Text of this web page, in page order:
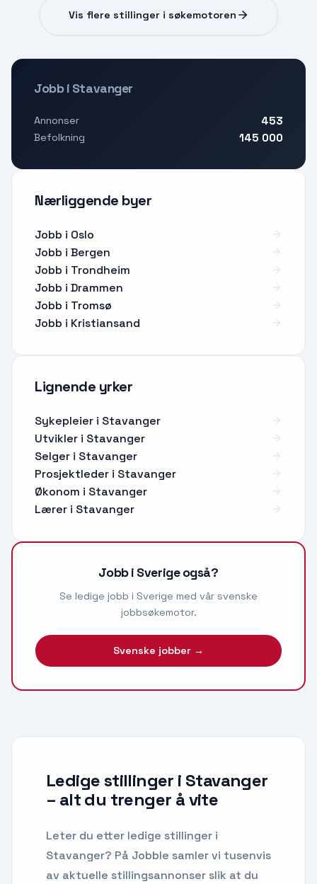
Vis flere stillinger i søkemotoren
Jobb i Stavanger
Annonser 453
Befolkning 145 000
Nærliggende byer
Jobb i Oslo
Jobb i Bergen
Jobb i Trondheim
Jobb i Drammen
Jobb i Tromsø
Jobb i Kristiansand
Lignende yrker
Sykepleier i Stavanger
Utvikler i Stavanger
Selger i Stavanger
Prosjektleder i Stavanger
Økonom i Stavanger
Lærer i Stavanger
Jobb i Sverige også?
Se ledige jobb i Sverige med vår svenske
jobbsøkemotor.
Svenske jobber →
Ledige stillinger i Stavanger
– alt du trenger å vite
Leter du etter ledige stillinger i
Stavanger? På Jobble samler vi tusenvis
av aktuelle stillingsannonser slik at du